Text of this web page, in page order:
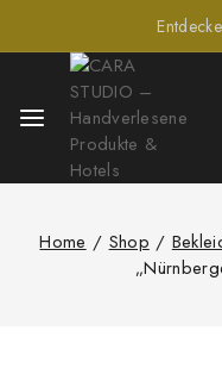
Home / Shop /